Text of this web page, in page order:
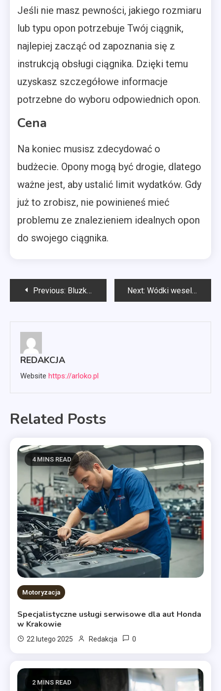
Jeśli nie masz pewności, jakiego rozmiaru
lub typu opon potrzebuje Twój ciągnik,
najlepiej zacząć od zapoznania się z
instrukcją obsługi ciągnika. Dzięki temu
uzyskasz szczegółowe informacje
potrzebne do wyboru odpowiednich opon.
Cena
Na koniec musisz zdecydować o
budżecie. Opony mogą być drogie, dlatego
ważne jest, aby ustalić limit wydatków. Gdy
już to zrobisz, nie powinieneś mieć
problemu ze znalezieniem idealnych opon
do swojego ciągnika.
Nawigacja
Previous: Bluzki damskie na wyprzedaży Next: Wódki weselne
REDAKCJA
Website https://arloko.pl
Related Posts
4 MINS READ
Motoryzacja
Specjalistyczne usługi serwisowe dla aut Honda
w Krakowie
22 lutego 2025 Redakcja 0
2 MINS READ